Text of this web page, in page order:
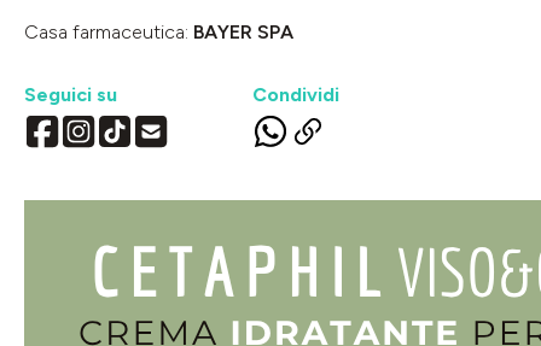
Casa farmaceutica: BAYER SPA
Seguici su Condividi